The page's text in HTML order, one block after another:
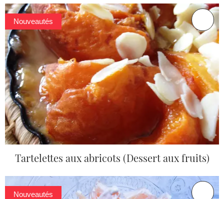
Nouveautés
Tartelettes aux abricots (Dessert aux fruits)
Nouveautés